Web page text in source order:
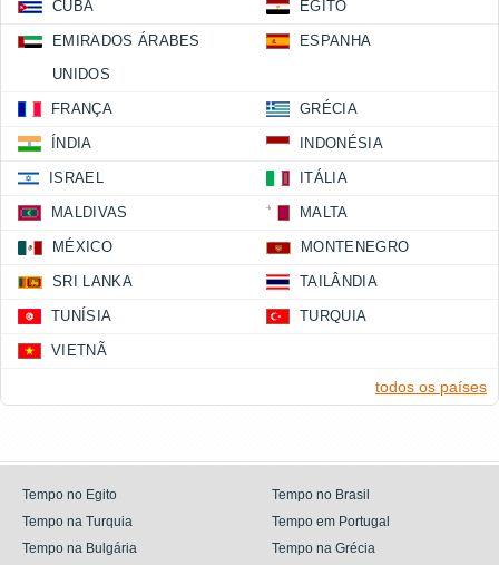
CUBA EGITO
EMIRADOS ÁRABES
UNIDOS
ESPANHA
FRANÇA GRÉCIA
ÍNDIA INDONÉSIA
ISRAEL ITÁLIA
MALDIVAS MALTA
MÉXICO MONTENEGRO
SRI LANKA TAILÂNDIA
TUNÍSIA TURQUIA
VIETNÃ
todos os países
Tempo no Egito
Tempo no Brasil
Tempo na Turquia
Tempo em Portugal
Tempo na Bulgária
Tempo na Grécia